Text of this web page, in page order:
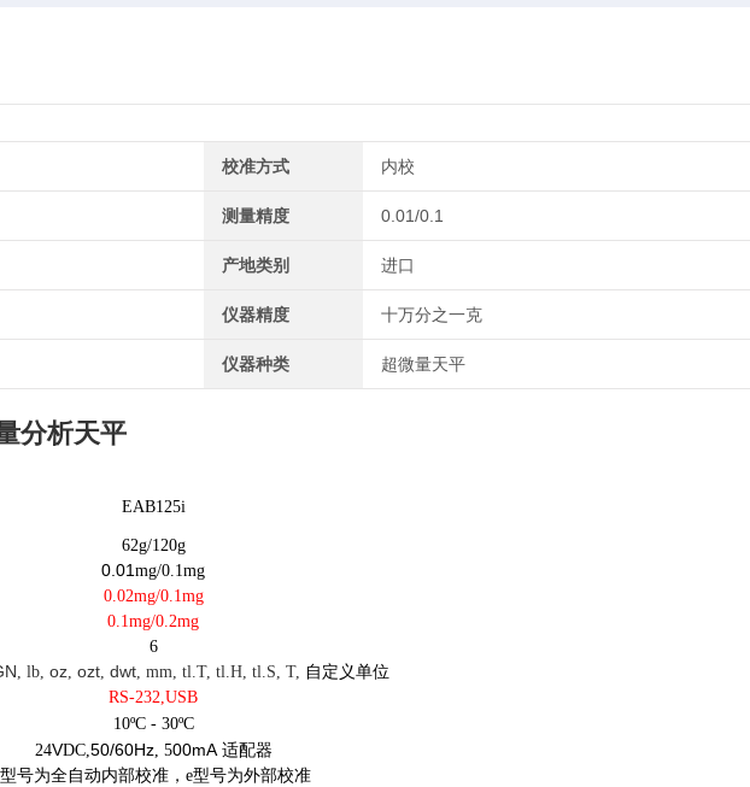
校准方式 内校
测量精度 0.01/0.1
产地类别 进口
仪器精度 十万分之一克
仪器种类 超微量天平
分析天平
EAB125i
62g/120g
0.01 mg/0.1mg
0.02mg/0.1mg
0.1mg/0.2mg
6
, lb, oz, ozt, dwt, mm, tl.T, tl.H, tl.S, T, 自定义单位
RS-232,USB
10ºC - 30ºC
24VDC,50/60Hz, 500mA适配器
号为全自动内部校准，e型号为外部校准